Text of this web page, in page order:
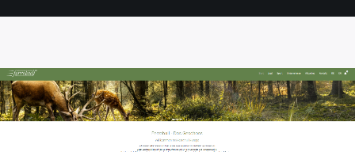
SEITE
SEITESEITESEITESEITE